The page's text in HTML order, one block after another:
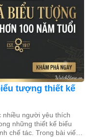
tượng thiết kế
người yêu thích
những thiết kế biểu
chế tác. Trong bài viết